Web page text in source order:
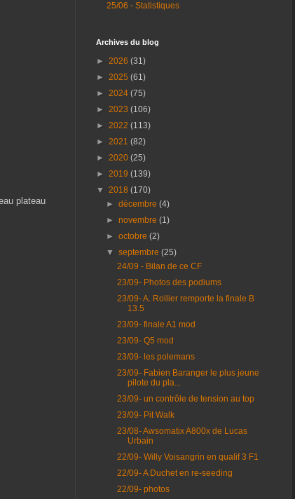
plateau
25/06 - Statistiques
Archives du blog
► 2026 (31)
► 2025 (61)
► 2024 (75)
► 2023 (106)
► 2022 (113)
► 2021 (82)
► 2020 (25)
► 2019 (139)
▼ 2018 (170)
►décembre(4)
►novembre(1)
►octobre(2)
▼septembre(25)
24/09 - Bilan de ce CF
23/09- Photos des podiums
23/09- A. Rollier remporte la finale B
13.5
23/09- finale A1 mod
23/09- Q5 mod
23/09- les polemans
23/09- Fabien Baranger le plus jeune
pilote du pla...
23/09- un contrôle de tension au top
23/09- Pit Walk
23/08- Awsomatix A800x de Lucas
Urbain
22/09- Willy Voisangrin en qualif 3 F1
22/09- A Duchet en re-seeding
22/09- photos